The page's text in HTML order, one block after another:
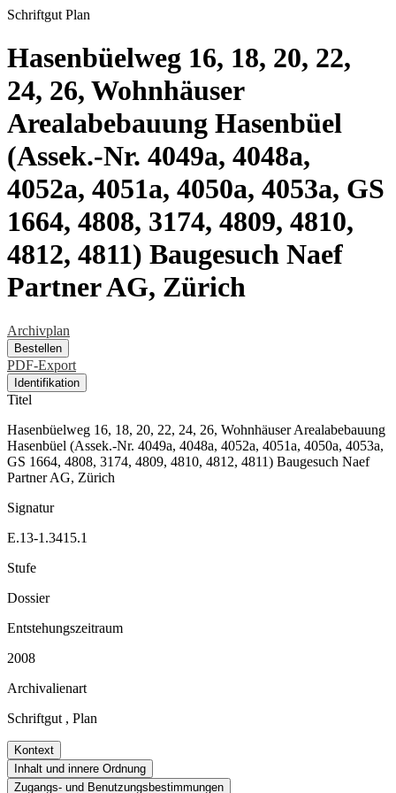
Schriftgut Plan
Hasenbüelweg 16, 18, 20, 22,
24, 26, Wohnhäuser
Arealabebauung Hasenbüel
(Assek.-Nr. 4049a, 4048a,
4052a, 4051a, 4050a, 4053a, GS
1664, 4808, 3174, 4809, 4810,
4812, 4811) Baugesuch Naef
Partner AG, Zürich
Archivplan
Bestellen
PDF-Export
Identifikation
Titel
Hasenbüelweg 16, 18, 20, 22, 24, 26, Wohnhäuser Arealabebauung
Hasenbüel (Assek.-Nr. 4049a, 4048a, 4052a, 4051a, 4050a, 4053a,
GS 1664, 4808, 3174, 4809, 4810, 4812, 4811) Baugesuch Naef
Partner AG, Zürich
Signatur
E.13-1.3415.1
Stufe
Dossier
Entstehungszeitraum
2008
Archivalienart
Schriftgut , Plan
Kontext
Inhalt und innere Ordnung
Zugangs- und Benutzungsbestimmungen